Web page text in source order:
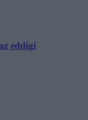
eddigi